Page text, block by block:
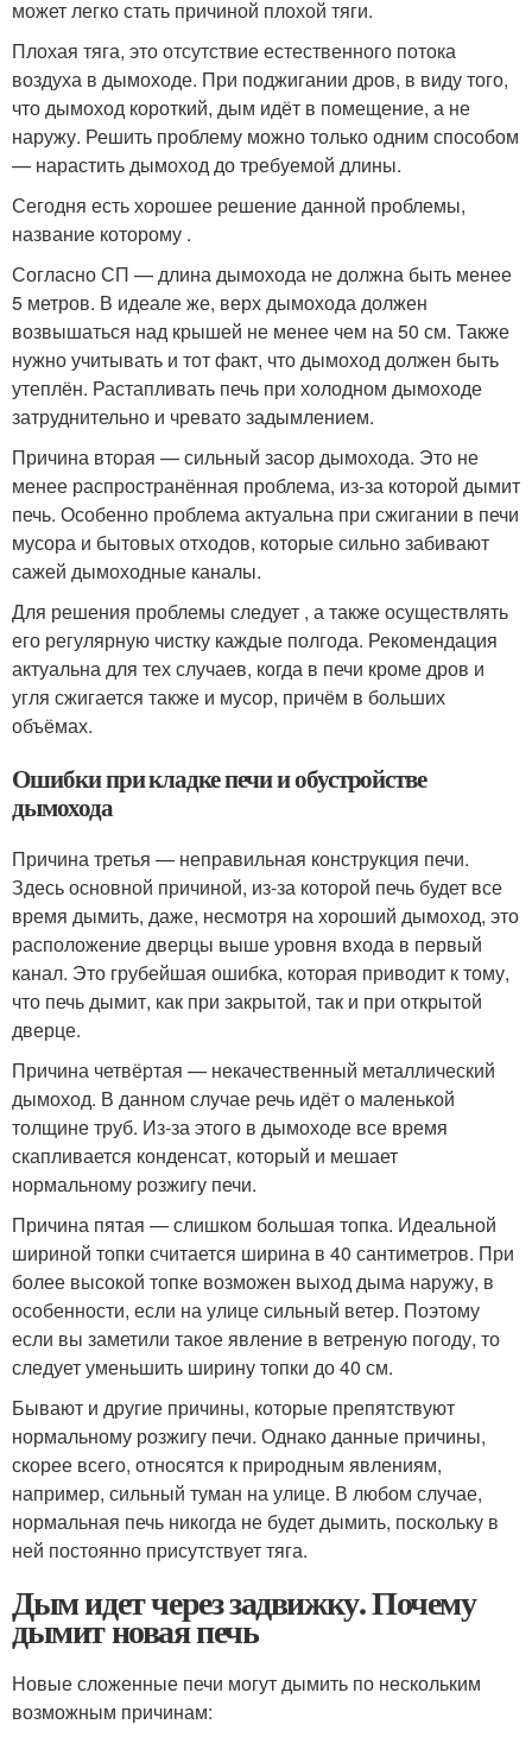
может легко стать причиной плохой тяги.
Плохая тяга, это отсутствие естественного потока
воздуха в дымоходе. При поджигании дров, в виду того,
что дымоход короткий, дым идёт в помещение, а не
наружу. Решить проблему можно только одним способом
— нарастить дымоход до требуемой длины.
Сегодня есть хорошее решение данной проблемы,
название которому .
Согласно СП — длина дымохода не должна быть менее
5 метров. В идеале же, верх дымохода должен
возвышаться над крышей не менее чем на 50 см. Также
нужно учитывать и тот факт, что дымоход должен быть
утеплён. Растапливать печь при холодном дымоходе
затруднительно и чревато задымлением.
Причина вторая — сильный засор дымохода. Это не
менее распространённая проблема, из-за которой дымит
печь. Особенно проблема актуальна при сжигании в печи
мусора и бытовых отходов, которые сильно забивают
сажей дымоходные каналы.
Для решения проблемы следует , а также осуществлять
его регулярную чистку каждые полгода. Рекомендация
актуальна для тех случаев, когда в печи кроме дров и
угля сжигается также и мусор, причём в больших
объёмах.
Ошибки при кладке печи и обустройстве
дымохода
Причина третья — неправильная конструкция печи.
Здесь основной причиной, из-за которой печь будет все
время дымить, даже, несмотря на хороший дымоход, это
расположение дверцы выше уровня входа в первый
канал. Это грубейшая ошибка, которая приводит к тому,
что печь дымит, как при закрытой, так и при открытой
дверце.
Причина четвёртая — некачественный металлический
дымоход. В данном случае речь идёт о маленькой
толщине труб. Из-за этого в дымоходе все время
скапливается конденсат, который и мешает
нормальному розжигу печи.
Причина пятая — слишком большая топка. Идеальной
шириной топки считается ширина в 40 сантиметров. При
более высокой топке возможен выход дыма наружу, в
особенности, если на улице сильный ветер. Поэтому
если вы заметили такое явление в ветреную погоду, то
следует уменьшить ширину топки до 40 см.
Бывают и другие причины, которые препятствуют
нормальному розжигу печи. Однако данные причины,
скорее всего, относятся к природным явлениям,
например, сильный туман на улице. В любом случае,
нормальная печь никогда не будет дымить, поскольку в
ней постоянно присутствует тяга.
Дым идет через задвижку. Почему
дымит новая печь
Новые сложенные печи могут дымить по нескольким
возможным причинам: